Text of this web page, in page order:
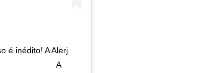
é inédito! A Alerj
⠀⠀⠀⠀⠀⠀⠀⠀⠀ A